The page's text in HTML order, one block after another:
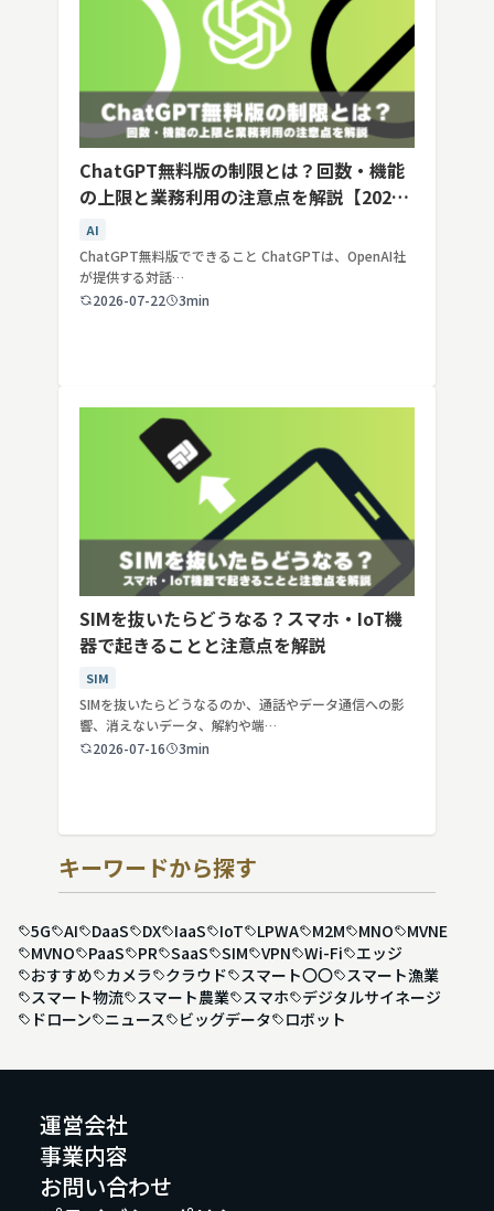
ChatGPT無料版の制限とは？回数・機能
の上限と業務利用の注意点を解説【2026
年最新】
AI
ChatGPT無料版でできること ChatGPTは、OpenAI社
が提供する対話…
2026-07-22
3min
SIMを抜いたらどうなる？スマホ・IoT機
器で起きることと注意点を解説
SIM
SIMを抜いたらどうなるのか、通話やデータ通信への影
響、消えないデータ、解約や端…
2026-07-16
3min
キーワードから探す
5G AI DaaS DX IaaS IoT LPWA M2M MNO
MVNE
MVNO
PaaS PR SaaS SIM VPN Wi-Fi
エッジ
おすすめ
カメラ クラウド スマート〇〇
スマート漁業
スマート物流
スマート農業 スマホ
デジタルサイネージ
ドローン
ニュース ビッグデータ ロボット
運営会社
事業内容
お問い合わせ